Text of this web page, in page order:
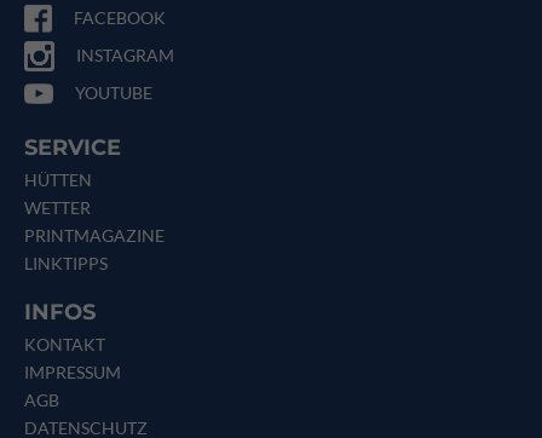
FACEBOOK
INSTAGRAM
YOUTUBE
SERVICE
HÜTTEN
WETTER
PRINTMAGAZINE
LINKTIPPS
INFOS
KONTAKT
IMPRESSUM
AGB
DATENSCHUTZ